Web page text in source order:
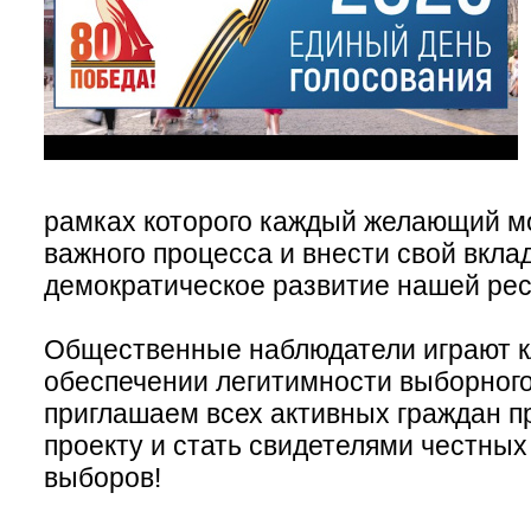
рамках которого каждый желающий
важного процесса и внести свой
демократическое развитие нашей
Общественные наблюдатели играют
обеспечении легитимности
приглашаем всех активных граждан
проекту и стать свидетелями
выборов!